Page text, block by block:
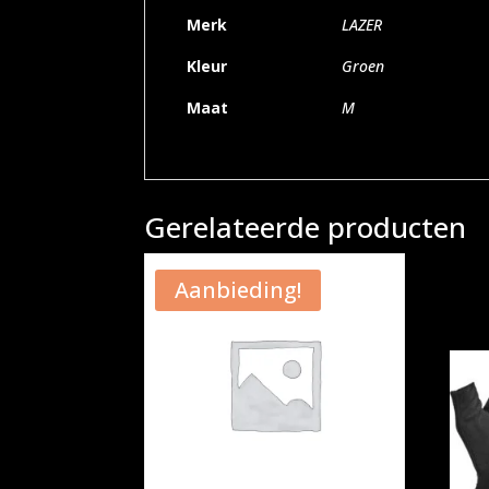
Merk
LAZER
Kleur
Groen
Maat
M
Gerelateerde producten
Aanbieding!